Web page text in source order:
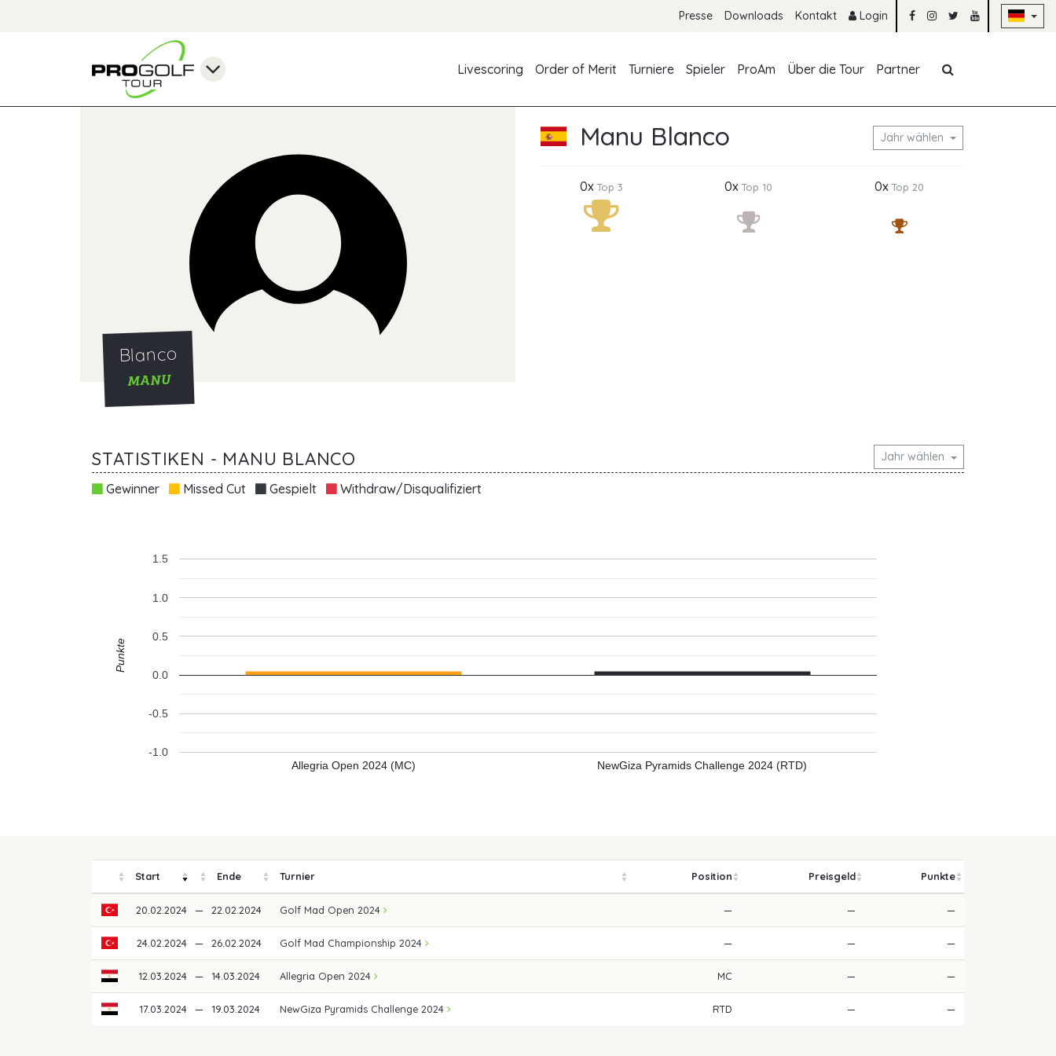
Presse Downloads Kontakt Login
Livescoring
Order of Merit Turniere Spieler ProAm Über die Tour Partner
Blanco
MANU
Manu Blanco Jahr wählen
0xTop 3 0xTop 10 0xTop 20
STATISTIKEN - MANU BLANCO Jahr wählen
Gewinner Missed Cut Gespielt Withdraw/Disqualifiziert
Allegria Open 2024 (MC) NewGiza Pyramids Challenge 2024 (RTD)
-1.0
-0.5
0.0
0.5
1.0
1.5
Punkte
Start Ende Turnier Position Preisgeld Punkte
20.02.2024 — 22.02.2024 Golf Mad Open 2024 — — —
24.02.2024 — 26.02.2024 Golf Mad Championship 2024 — — —
12.03.2024 — 14.03.2024 Allegria Open 2024 MC — —
17.03.2024 — 19.03.2024 NewGiza Pyramids Challenge 2024 RTD — —